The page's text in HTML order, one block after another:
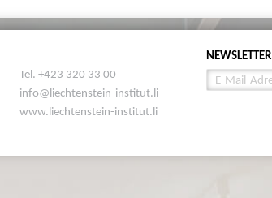
Tel. +423 320 33 00
info@liechtenstein-institut.li
www.liechtenstein-institut.li
NEWSLETTER